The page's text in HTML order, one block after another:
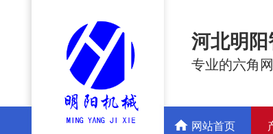
河北明
专业的六角
网站首页